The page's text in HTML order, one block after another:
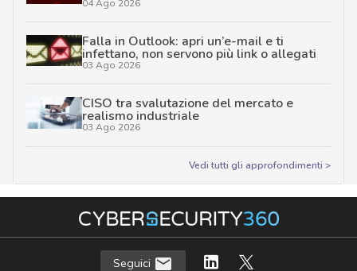
04 Ago 2026
Falla in Outlook: apri un’e-mail e ti
infettano, non servono più link o allegati
03 Ago 2026
CISO tra svalutazione del mercato e
realismo industriale
03 Ago 2026
Vedi tutti gli approfondimenti >
Seguici